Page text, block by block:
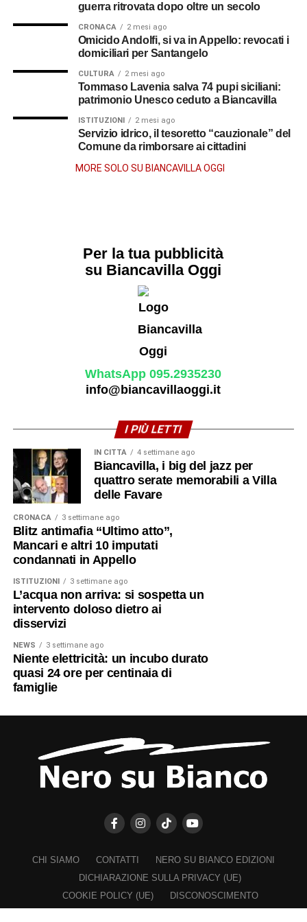
guerra ritrovata dopo oltre un secolo
CRONACA 2 mesi ago
Omicido Andolfi, si va in Appello: revocati i
domiciliari per Santangelo
CULTURA 2 mesi ago
Tommaso Lavenia salva 74 pupi siciliani:
patrimonio Unesco ceduto a Biancavilla
ISTITUZIONI 2 mesi ago
Servizio idrico, il tesoretto “cauzionale” del
Comune da rimborsare ai cittadini
MORE SOLO SU BIANCAVILLA OGGI
Per la tua pubblicità
su Biancavilla Oggi
WhatsApp 095.2935230
info@biancavillaoggi.it
I PIÙ LETTI
IN CITTÀ 4 settimane ago
Biancavilla, i big del jazz per
quattro serate memorabili a Villa
delle Favare
CRONACA 3 settimane ago
Blitz antimafia “Ultimo atto”,
Mancari e altri 10 imputati
condannati in Appello
ISTITUZIONI 3 settimane ago
L’acqua non arriva: si sospetta un
intervento doloso dietro ai
disservizi
NEWS 3 settimane ago
Niente elettricità: un incubo durato
quasi 24 ore per centinaia di
famiglie
CHI SIAMO CONTATTI
NERO SU BIANCO EDIZIONI
DICHIARAZIONE SULLA PRIVACY (UE)
COOKIE POLICY (UE)
DISCONOSCIMENTO